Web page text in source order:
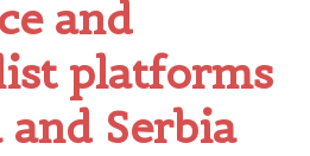
and
platforms
Serbia